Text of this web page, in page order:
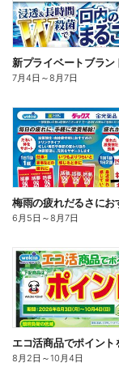
7月4日 ～8月7日
梅雨の疲れだるさにお
6月5日 ～8月7日
エコ活商品でポイント
8月2日 ～10月4日